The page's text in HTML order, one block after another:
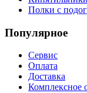
Полки с
Популярное
Сервис
Оплата
Доставка
Комплексное